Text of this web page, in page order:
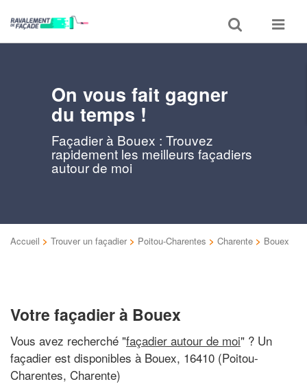
Toggle
search
Toggle
On vous fait gagner
du temps !
Façadier à Bouex : Trouvez
rapidement les meilleurs façadiers
autour de moi
Accueil > Trouver un façadier > Poitou-Charentes > Charente > Bouex
Votre façadier à Bouex
Vous avez recherché "façadier autour de moi" ? Un
façadier est disponibles à Bouex, 16410 (Poitou-
Charentes, Charente)